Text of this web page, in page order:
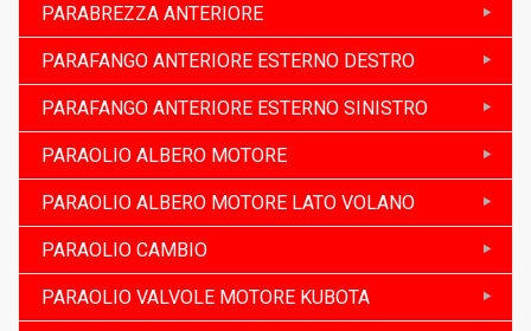
PARABREZZA ANTERIORE
PARAFANGO ANTERIORE ESTERNO DESTRO
PARAFANGO ANTERIORE ESTERNO SINISTRO
PARAOLIO ALBERO MOTORE
PARAOLIO ALBERO MOTORE LATO VOLANO
PARAOLIO CAMBIO
PARAOLIO VALVOLE MOTORE KUBOTA